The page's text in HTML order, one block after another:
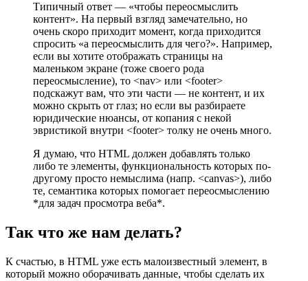
Типичный ответ — «чтобы переосмыслить
контент». На первый взгляд замечательно, но
очень скоро приходит момент, когда приходится
спросить «а переосмыслить для чего?». Например,
если вы хотите отображать страницы на
маленьком экране (тоже своего рода
переосмысление), то <nav> или <footer>
подскажут вам, что эти части — не контент, и их
можно скрыть от глаз; но если вы разбираете
юридические нюансы, от копания с некой
эвристикой внутри <footer> толку не очень много.
Я думаю, что HTML должен добавлять только
либо те элементы, функциональность которых по-
другому просто немыслима (напр. <canvas>), либо
те, семантика которых помогает переосмыслению
*для задач просмотра веба*.
Так что же нам делать?
К счастью, в HTML уже есть малоизвестный элемент, в
который можно оборачивать данные, чтобы сделать их